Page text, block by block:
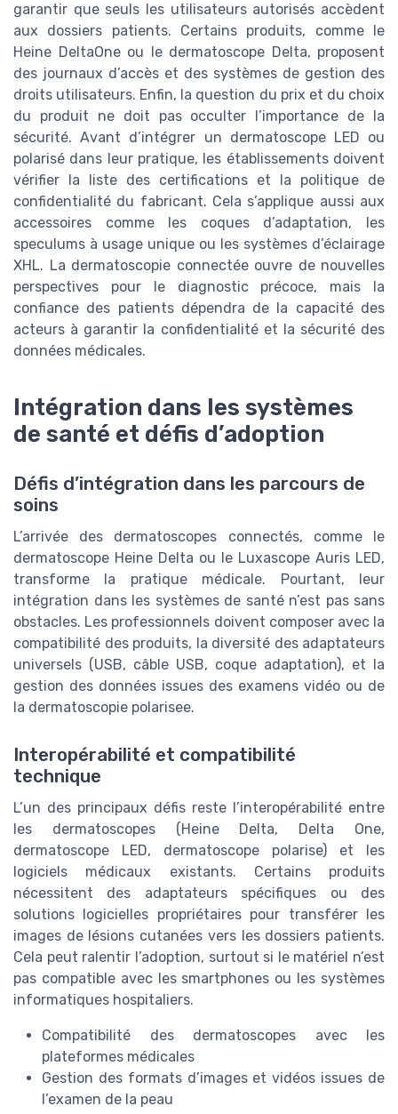
garantir que seuls les utilisateurs autorisés accèdent
aux dossiers patients. Certains produits, comme le
Heine DeltaOne ou le dermatoscope Delta, proposent
des journaux d’accès et des systèmes de gestion des
droits utilisateurs. Enfin, la question du prix et du choix
du produit ne doit pas occulter l’importance de la
sécurité. Avant d’intégrer un dermatoscope LED ou
polarisé dans leur pratique, les établissements doivent
vérifier la liste des certifications et la politique de
confidentialité du fabricant. Cela s’applique aussi aux
accessoires comme les coques d’adaptation, les
speculums à usage unique ou les systèmes d’éclairage
XHL. La dermatoscopie connectée ouvre de nouvelles
perspectives pour le diagnostic précoce, mais la
confiance des patients dépendra de la capacité des
acteurs à garantir la confidentialité et la sécurité des
données médicales.
Intégration dans les systèmes
de santé et défis d’adoption
Défis d’intégration dans les parcours de
soins
L’arrivée des dermatoscopes connectés, comme le
dermatoscope Heine Delta ou le Luxascope Auris LED,
transforme la pratique médicale. Pourtant, leur
intégration dans les systèmes de santé n’est pas sans
obstacles. Les professionnels doivent composer avec la
compatibilité des produits, la diversité des adaptateurs
universels (USB, câble USB, coque adaptation), et la
gestion des données issues des examens vidéo ou de
la dermatoscopie polarisee.
Interopérabilité et compatibilité
technique
L’un des principaux défis reste l’interopérabilité entre
les dermatoscopes (Heine Delta, Delta One,
dermatoscope LED, dermatoscope polarise) et les
logiciels médicaux existants. Certains produits
nécessitent des adaptateurs spécifiques ou des
solutions logicielles propriétaires pour transférer les
images de lésions cutanées vers les dossiers patients.
Cela peut ralentir l’adoption, surtout si le matériel n’est
pas compatible avec les smartphones ou les systèmes
informatiques hospitaliers.
Compatibilité des dermatoscopes avec les
plateformes médicales
Gestion des formats d’images et vidéos issues de
l’examen de la peau